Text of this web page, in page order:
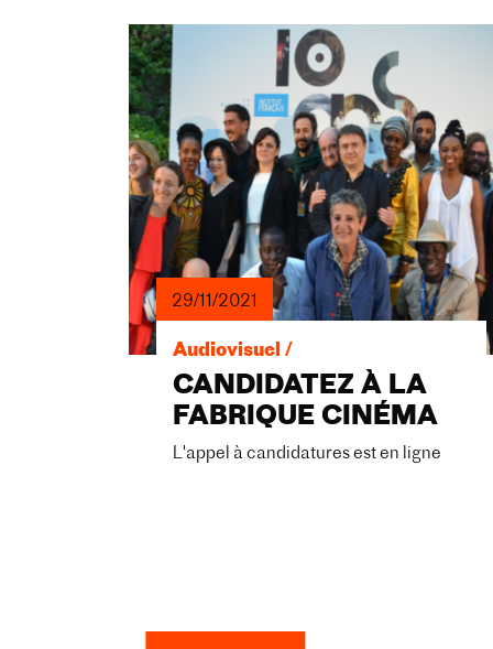
29/11/2021
Audiovisuel /
CANDIDATEZ À LA
FABRIQUE CINÉMA
L'appel à candidatures est en ligne